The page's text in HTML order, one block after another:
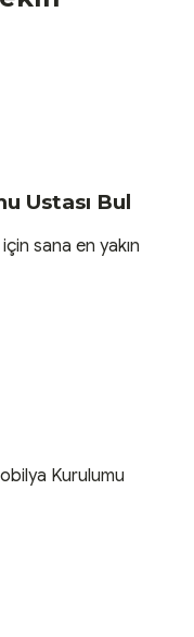
Ustası Bul
sana en yakın
Kurulumu